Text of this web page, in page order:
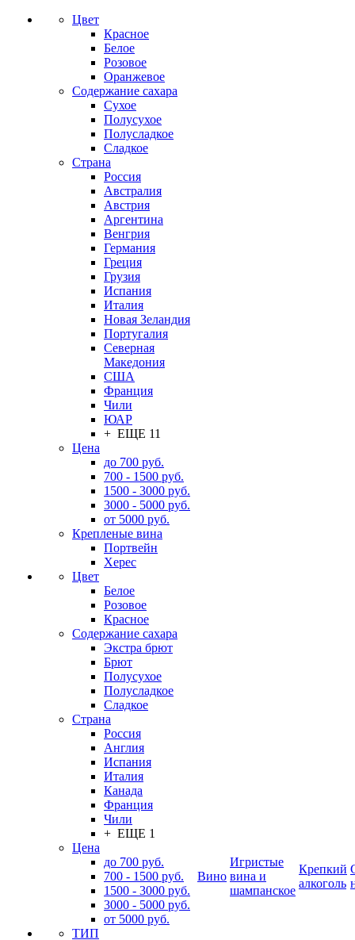
Цвет
Красное
Белое
Розовое
Оранжевое
Содержание сахара
Сухое
Полусухое
Полусладкое
Сладкое
Страна
Россия
Австралия
Австрия
Аргентина
Венгрия
Германия
Греция
Грузия
Испания
Италия
Новая Зеландия
Португалия
Северная
Македония
США
Франция
Чили
ЮАР
+ ЕЩЕ 11
Цена
до 700 руб.
700 - 1500 руб.
1500 - 3000 руб.
3000 - 5000 руб.
от 5000 руб.
Крепленые вина
Портвейн
Херес
Цвет
Белое
Розовое
Красное
Содержание сахара
Экстра брют
Брют
Полусухое
Полусладкое
Сладкое
Страна
Россия
Англия
Испания
Италия
Канада
Франция
Чили
+ ЕЩЕ 1
Цена
до 700 руб.
700 - 1500 руб.
1500 - 3000 руб.
3000 - 5000 руб.
от 5000 руб.
ТИП
Вино
Игристые
вина и
шампанское
Крепкий
алкоголь